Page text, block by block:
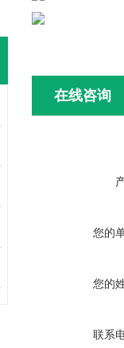
在线咨询
您的
您的
联系